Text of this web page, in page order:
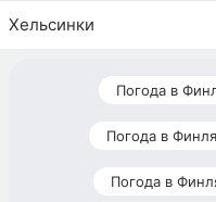
Хельсинки
Погода в
Погода в
Погода в